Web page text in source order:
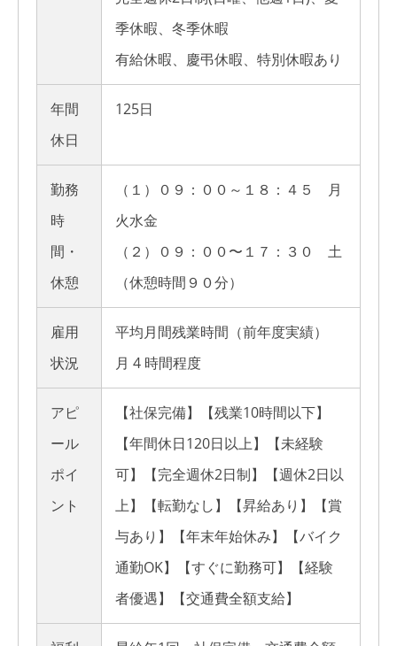
季休暇、冬季休暇
有給休暇、慶弔休暇、特別休暇あり
年間
休日
125日
勤務
時
間・
休憩
（１）０９：００～１８：４５ 月
火水金
（２）０９：００〜１７：３０ 土
（休憩時間９０分）
雇用
状況
平均月間残業時間（前年度実績）
月 4 時間程度
アピ
ール
ポイ
ント
【社保完備】【残業10時間以下】
【年間休日120日以上】【未経験
可】【完全週休2日制】【週休2日以
上】【転勤なし】【昇給あり】【賞
与あり】【年末年始休み】【バイク
通勤OK】【すぐに勤務可】【経験
者優遇】【交通費全額支給】